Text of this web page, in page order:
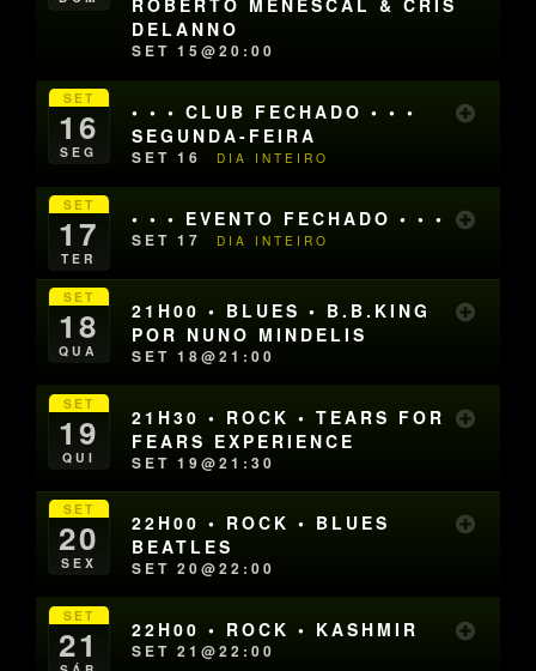
ROBERTO MENESCAL & CRIS
DELANNO
SET 15@20:00
SET
16
SEG
• • • CLUB FECHADO • • •
SEGUNDA-FEIRA
SET 16 DIA INTEIRO
SET
17
TER
• • • EVENTO FECHADO • • •
SET 17 DIA INTEIRO
SET
18
QUA
21H00 • BLUES • B.B.KING
POR NUNO MINDELIS
SET 18@21:00
SET
19
QUI
21H30 • ROCK • TEARS FOR
FEARS EXPERIENCE
SET 19@21:30
SET
20
SEX
22H00 • ROCK • BLUES
BEATLES
SET 20@22:00
SET
21 22H00 • ROCK • KASHMIR
SET 21@22:00